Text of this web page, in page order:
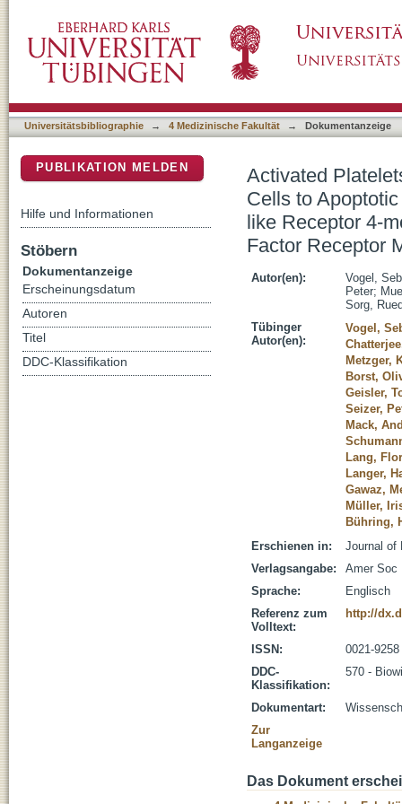
Cells via High Mobility Group Box 1/Toll-
Growth Factor Receptor MET
Universitätsbibliographie → 4 Medizinische Fakultät → Dokumentanzeige
Activated
Cells to
like Receptor 4-
Factor Receptor
Autor(en):
Vogel,
Peter;
Sorg,
Tübinger
Autor(en):
Vogel,
Metzger,
Borst,
Geisler,
Seizer,
Mack,
Lang,
Langer,
Gawaz,
Müller,
Bühring,
Erschienen in:
Journal of
Verlagsangabe:
Amer Soc
Sprache:
Englisch
Referenz zum
Volltext:
http://
ISSN:
0021-9258
DDC-
Klassifikation:
570 -
Dokumentart:
Zur
Langanzeige
Das Dokument
PUBLIKATION MELDEN
Hilfe und Informationen
Stöbern
Dokumentanzeige
Erscheinungsdatum
Autoren
Titel
DDC-Klassifikation